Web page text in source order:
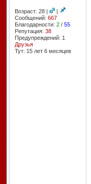
Возраст: 28 |
|
Сообщений: 667
Благодарности: 2/ 55
Репутация: 38
Предупреждений: 1
Друзья
Тут: 15 лет 6 месяцев